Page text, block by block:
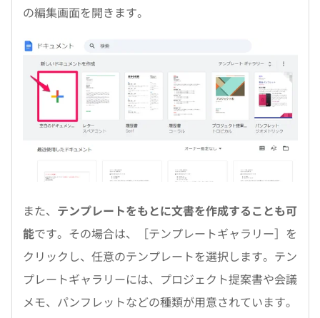
の編集画面を開きます。
また、 テンプレートをもとに文書を作成することも可
能です。その場合は、［テンプレートギャラリー］を
クリックし、任意のテンプレートを選択します。テン
プレートギャラリーには、プロジェクト提案書や会議
メモ、パンフレットなどの種類が用意されています。